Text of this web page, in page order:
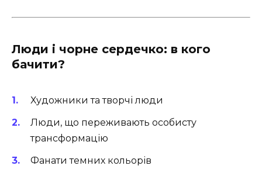
Люди і чорне сердечко: в кого
бачити?
Художники та творчі люди
Люди, що переживають особисту
трансформацію
Фанати темних кольорів